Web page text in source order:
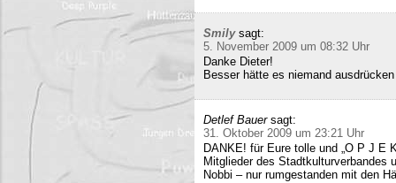
Smily sagt:
5. November 2009 um 08:32 Uhr
Danke Dieter!
Besser hätte es niemand
Detlef Bauer sagt:
31. Oktober 2009 um 23:21 Uhr
DANKE! für Eure tolle und „O P J E
Mitglieder des Stadtkulturverbandes
Nobbi – nur rumgestanden mit den